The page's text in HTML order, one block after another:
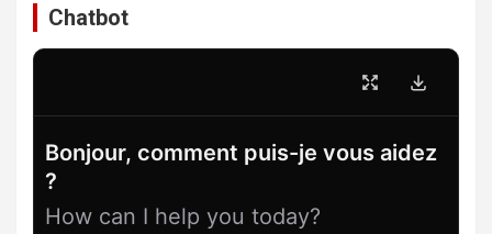
Chatbot
Bonjour, comment puis-je vous aidez
?
How can I help you today?